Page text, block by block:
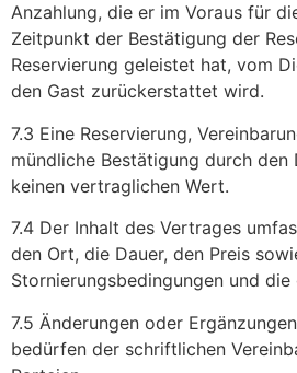
Anzahlung, die er im Voraus für
Zeitpunkt der Bestätigung der
Reservierung geleistet hat, vom
den Gast zurückerstattet wird.
7.3 Eine Reservierung,
mündliche Bestätigung durch den
keinen vertraglichen Wert.
7.4 Der Inhalt des Vertrages
den Ort, die Dauer, den Preis
Stornierungsbedingungen und die
7.5 Änderungen oder
bedürfen der schriftlichen